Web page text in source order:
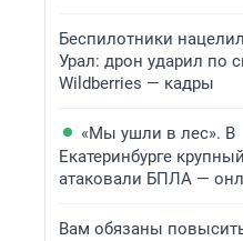
Беспилотники
Урал: дрон ударил по
Wildberries — кадры
«Мы ушли в лес». В
Екатеринбурге
атаковали БПЛА —
Вам обязаны